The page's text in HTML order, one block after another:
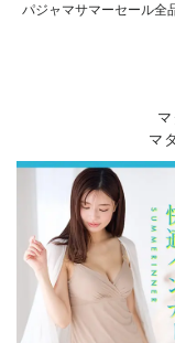
パジャマサマーセール全
マ